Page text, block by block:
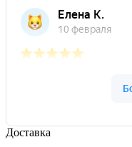
Доставка